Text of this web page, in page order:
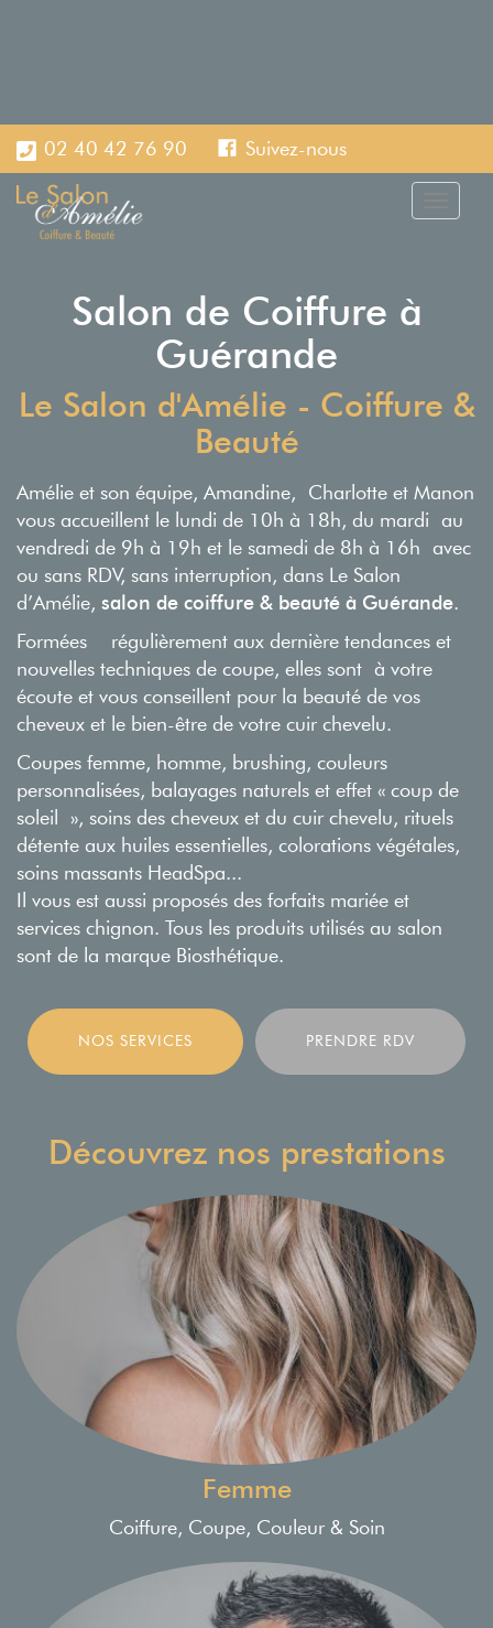
02 40 42 76 90 Suivez-nous
Salon de Coiffure à
Guérande
Le Salon d'Amélie - Coiffure &
Beauté
Amélie et son équipe, Amandine, Charlotte et Manon
vous accueillent le lundi de 10h à 18h, du mardi au
vendredi de 9h à 19h et le samedi de 8h à 16h avec
ou sans RDV, sans interruption, dans Le Salon
d’Amélie, salon de coiffure & beauté à Guérande.
Formées régulièrement aux dernière tendances et
nouvelles techniques de coupe, elles sont à votre
écoute et vous conseillent pour la beauté de vos
cheveux et le bien-être de votre cuir chevelu.
Coupes femme, homme, brushing, couleurs
personnalisées, balayages naturels et effet « coup de
soleil », soins des cheveux et du cuir chevelu, rituels
détente aux huiles essentielles, colorations végétales,
soins massants HeadSpa...
Il vous est aussi proposés des forfaits mariée et
services chignon. Tous les produits utilisés au salon
sont de la marque Biosthétique.
NOS SERVICES PRENDRE RDV
Découvrez nos prestations
Femme
Coiffure, Coupe, Couleur & Soin